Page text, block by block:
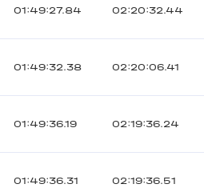
01:49:27.84 02:20:32.44
01:49:32.38 02:20:06.41
01:49:36.19 02:19:36.24
01:49:36.31 02:19:36.51